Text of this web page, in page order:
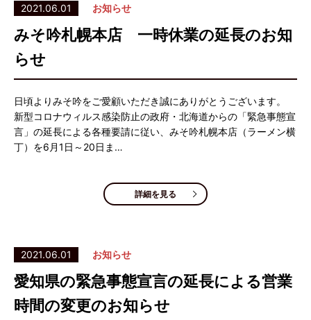
2021.06.01 お知らせ
みそ吟札幌本店 一時休業の延長のお知
らせ
日頃よりみそ吟をご愛顧いただき誠にありがとうございます。
新型コロナウィルス感染防止の政府・北海道からの「緊急事態宣
言」の延長による各種要請に従い、みそ吟札幌本店（ラーメン横
丁）を6月1日～20日ま…
詳細を見る
2021.06.01 お知らせ
愛知県の緊急事態宣言の延長による営業
時間の変更のお知らせ